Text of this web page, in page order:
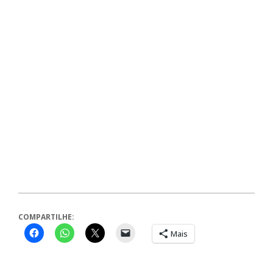
COMPARTILHE:
Mais